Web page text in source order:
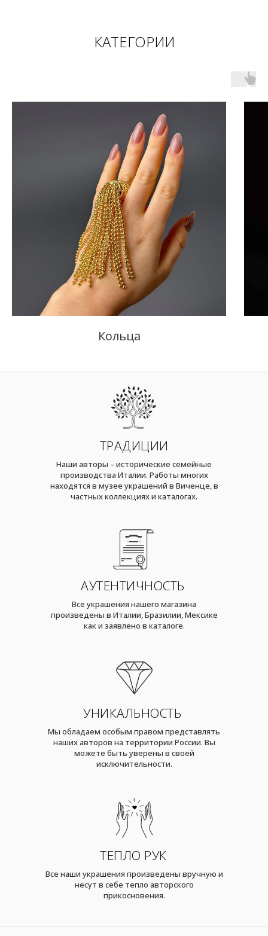
КАТЕГОРИИ
Кольца
ТРАДИЦИИ
Наши авторы – исторические семейные
производства Италии. Работы многих
находятся в музее украшений в Виченце, в
частных коллекциях и каталогах.
АУТЕНТИЧНОСТЬ
Все украшения нашего магазина
произведены в Италии, Бразилии, Мексике
как и заявлено в каталоге.
УНИКАЛЬНОСТЬ
Мы обладаем особым правом представлять
наших авторов на территории России. Вы
можете быть уверены в своей
исключительности.
ТЕПЛО РУК
Все наши украшения произведены вручную и
несут в себе тепло авторского
прикосновения.